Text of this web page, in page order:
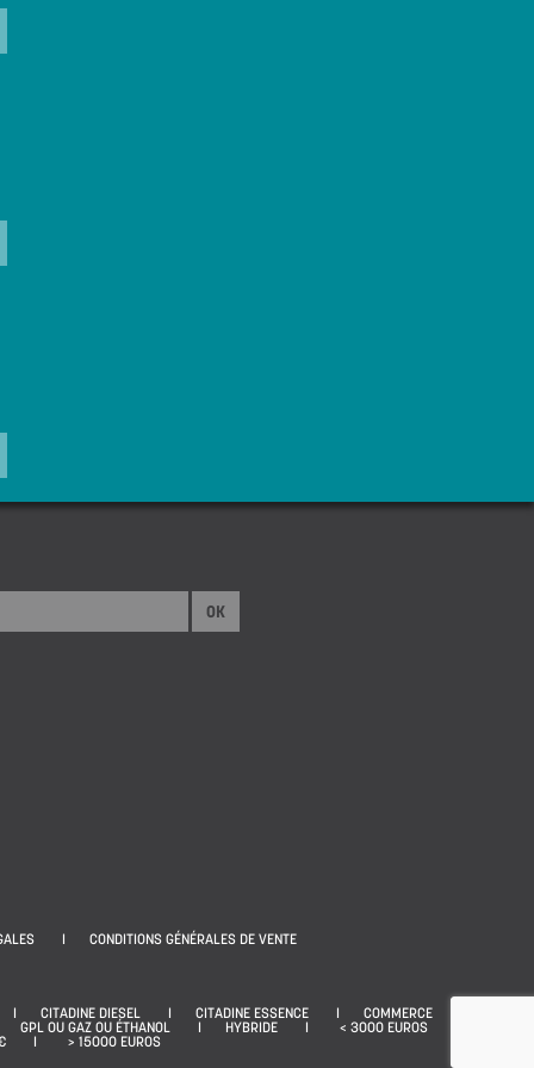
OK
CONDITIONS GÉNÉRALES DE VENTE
CITADINE DIESEL CITADINE ESSENCE
COMMERCE
GPL OU GAZ OU ÉTHANOL
HYBRIDE
< 3000 EUROS
> 15000 EUROS